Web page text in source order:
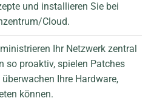
und installieren Sie bei
Cloud.
Ihr Netzwerk zentral
so proaktiv, spielen Patches
Ihre Hardware,
können.